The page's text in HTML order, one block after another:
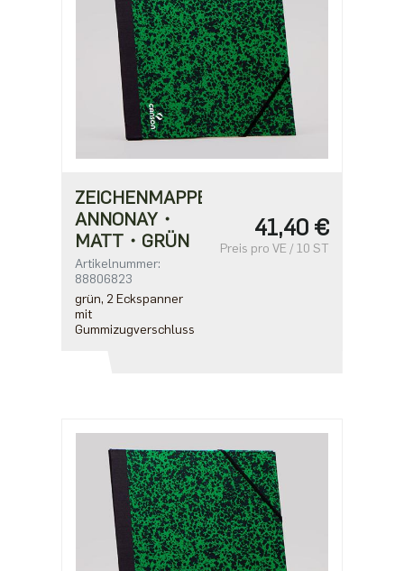
ZEICHENMAPPE
ANNONAY・
MATT・GRÜN
Artikelnummer:
88806823
grün, 2 Eckspanner
mit
Gummizugverschluss
41,40 €
Preis pro VE / 10 ST